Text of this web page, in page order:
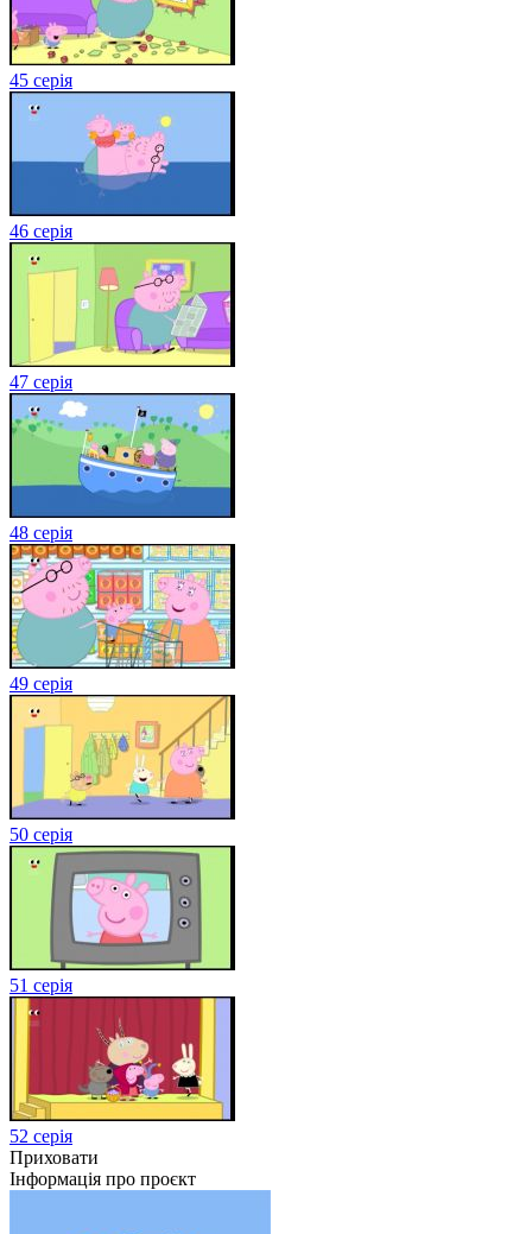
45 серія
46 серія
47 серія
48 серія
49 серія
50 серія
51 серія
52 серія
Приховати
Інформація про проєкт